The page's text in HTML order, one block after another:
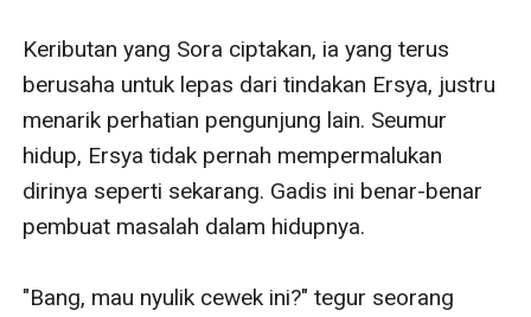
Keributan yang Sora ciptakan, ia yang terus
berusaha untuk lepas dari tindakan Ersya, justru
menarik perhatian pengunjung lain. Seumur
hidup, Ersya tidak pernah mempermalukan
dirinya seperti sekarang. Gadis ini benar-benar
pembuat masalah dalam hidupnya.
"Bang, mau nyulik cewek ini?" tegur seorang